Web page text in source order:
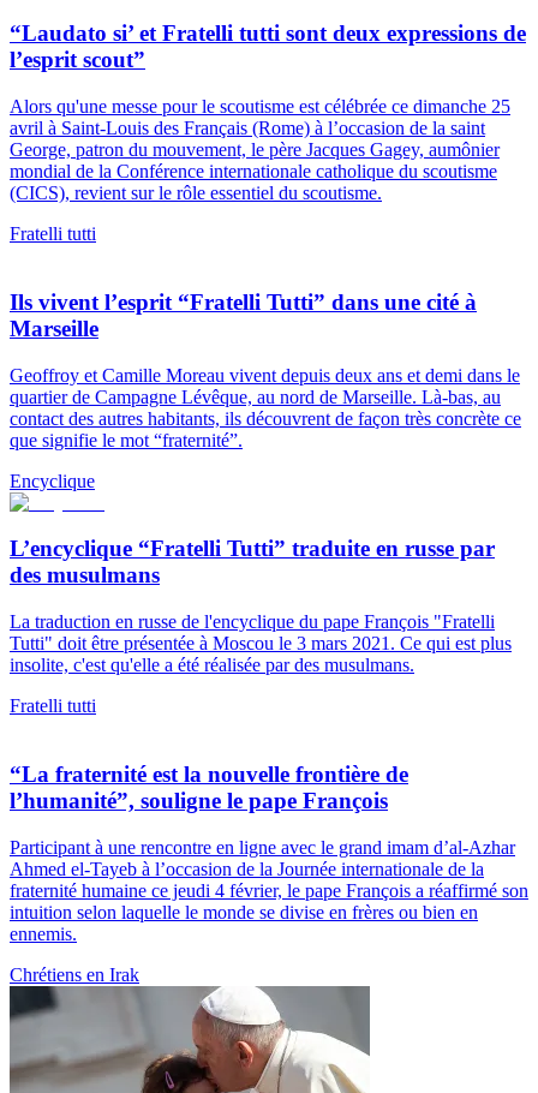
“Laudato si’ et Fratelli tutti sont deux expressions de
l’esprit scout”
Alors qu'une messe pour le scoutisme est célébrée ce dimanche 25
avril à Saint-Louis des Français (Rome) à l’occasion de la saint
George, patron du mouvement, le père Jacques Gagey, aumônier
mondial de la Conférence internationale catholique du scoutisme
(CICS), revient sur le rôle essentiel du scoutisme.
Fratelli tutti
Ils vivent l’esprit “Fratelli Tutti” dans une cité à
Marseille
Geoffroy et Camille Moreau vivent depuis deux ans et demi dans le
quartier de Campagne Lévêque, au nord de Marseille. Là-bas, au
contact des autres habitants, ils découvrent de façon très concrète ce
que signifie le mot “fraternité”.
Encyclique
L’encyclique “Fratelli Tutti” traduite en russe par
des musulmans
La traduction en russe de l'encyclique du pape François "Fratelli
Tutti" doit être présentée à Moscou le 3 mars 2021. Ce qui est plus
insolite, c'est qu'elle a été réalisée par des musulmans.
Fratelli tutti
“La fraternité est la nouvelle frontière de
l’humanité”, souligne le pape François
Participant à une rencontre en ligne avec le grand imam d’al-Azhar
Ahmed el-Tayeb à l’occasion de la Journée internationale de la
fraternité humaine ce jeudi 4 février, le pape François a réaffirmé son
intuition selon laquelle le monde se divise en frères ou bien en
ennemis.
Chrétiens en Irak